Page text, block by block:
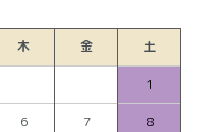
木 金
土
1
6 7
8